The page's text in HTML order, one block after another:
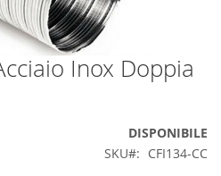
Inox Doppia
DISPONIBILE
SKU
CFI134-CC